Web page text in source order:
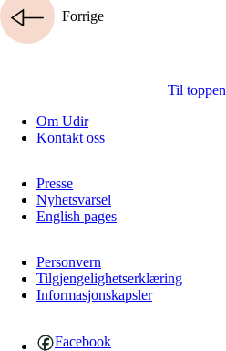
Forrige
Til toppen
Om Udir
Kontakt oss
Presse
Nyhetsvarsel
English pages
Personvern
Tilgjengelighetserklæring
Informasjonskapsler
Facebook